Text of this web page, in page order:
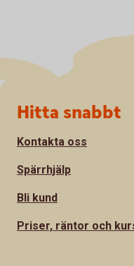
Sidfot
Hitta snabbt
Kontakta oss
Spärrhjälp
Bli kund
Priser, räntor och